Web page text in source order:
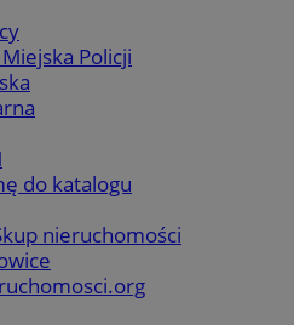
Policji
do katalogu
nieruchomości